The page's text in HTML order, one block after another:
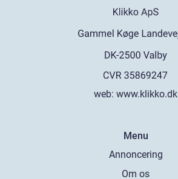
web: www.klikko.dk
Menu
Annoncering
Om os